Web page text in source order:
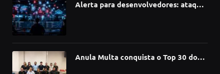
Alerta para desenvolvedores: ataque
Anula Multa conquista o Top 30 do